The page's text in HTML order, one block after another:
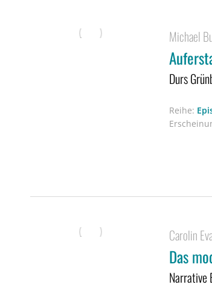
Michael
Durs
Reihe:
Carolin
Das
Narrative